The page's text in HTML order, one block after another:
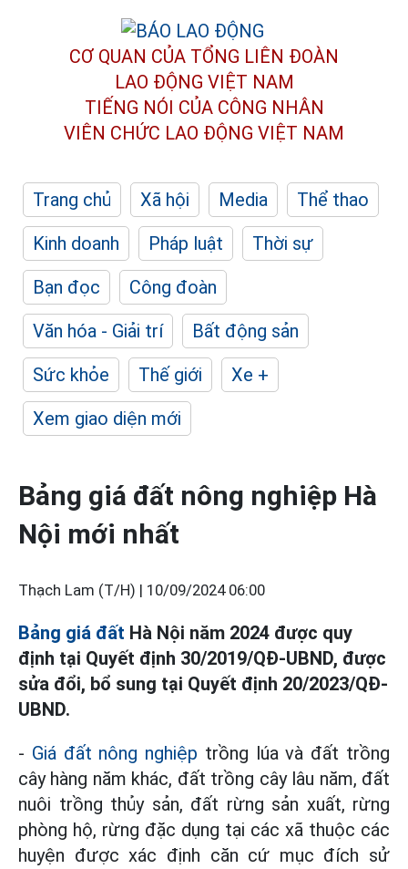
CƠ QUAN CỦA TỔNG LIÊN ĐOÀN
LAO ĐỘNG VIỆT NAM
TIẾNG NÓI CỦA CÔNG NHÂN
VIÊN CHỨC LAO ĐỘNG VIỆT NAM
Trang chủ Xã hội Media
Thể thao
Kinh doanh
Pháp luật
Thời sự
Bạn đọc
Công đoàn
Văn hóa - Giải trí
Bất động sản
Sức khỏe
Thế giới
Xe +
Xem giao diện mới
Bảng giá đất nông nghiệp Hà
Nội mới nhất
Thạch Lam (T/H) | 10/09/2024 06:00
Bảng giá đất Hà Nội năm 2024 được quy
định tại Quyết định 30/2019/QĐ-UBND, được
sửa đổi, bổ sung tại Quyết định 20/2023/QĐ-
UBND.
- Giá đất nông nghiệp trồng lúa và đất trồng
cây hàng năm khác, đất trồng cây lâu năm, đất
nuôi trồng thủy sản, đất rừng sản xuất, rừng
phòng hộ, rừng đặc dụng tại các xã thuộc các
huyện được xác định căn cứ mục đích sử